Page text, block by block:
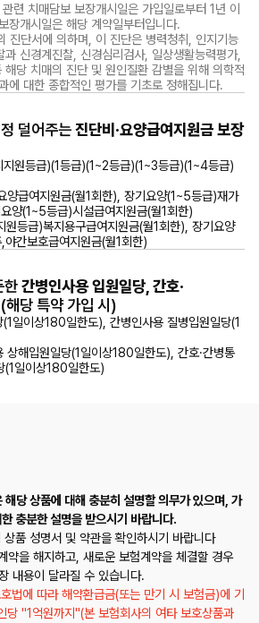
련 치매담보 보장개시일은 가입일로부터 1년 이
장개시일은 해당 계약일부터입니다.
진단서에 의하며, 이 진단은 병력청취, 인지기능
신경계진찰, 신경심리검사, 일상생활능력평가,
해당 치매의 진단 및 원인질환 감별을 위해 의학적
에 대한 종합적인 평가를 기초로 정해집니다.
덜어주는진단비·요양급여지원금 보장
지원등급)(1등급)(1~2등급)(1~3등급)(1~4등급)
양급여지원금(월1회한), 장기요양(1~5등급)재가
양(1~5등급)시설급여지원금(월1회한)
등급)복지용구급여지원금(월1회한), 장기요양
간보호급여지원금(월1회한)
한간병인사용 입원일당, 간호·
당 특약 가입 시)
일이상180일한도), 간병인사용 질병입원일당(1
상해입원일당(1일이상180일한도), 간호·간병통
(1일이상180일한도)
당 상품에 대해 충분히 설명할 의무가 있으며, 가
충분한 설명을 받으시기 바랍니다.
품 성명서 및 약관을 확인하시기 바랍니다
약을 해지하고, 새로운 보험계약을 체결할 경우
내용이 달라질 수 있습니다.
법에 따라 해약환급금(또는 만기 시 보험금)에 기
당 "1억원까지"(본 보험회사의 여타 보호상품과